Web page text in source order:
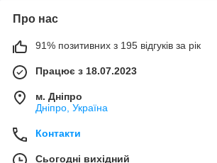
Про нас
91% позитивних з 195 відгуків за рік
Працює з 18.07.2023
м. Дніпро
Дніпро, Україна
Контакти
Сьогодні вихідний